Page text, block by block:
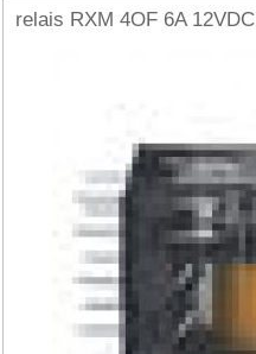
relais RXM 4OF 6A 12VDC